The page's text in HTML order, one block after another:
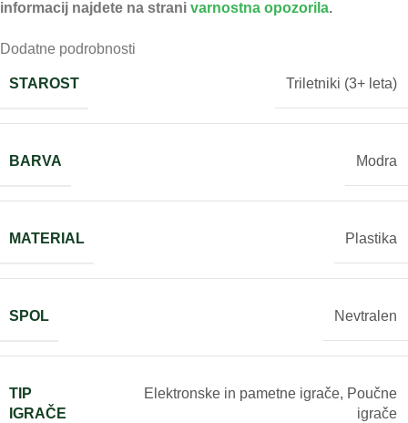
informacij najdete na strani varnostna opozorila.
Dodatne podrobnosti
STAROST Triletniki (3+ leta)
BARVA Modra
MATERIAL Plastika
SPOL Nevtralen
TIP
IGRAČE
Elektronske in pametne igrače, Poučne
igrače